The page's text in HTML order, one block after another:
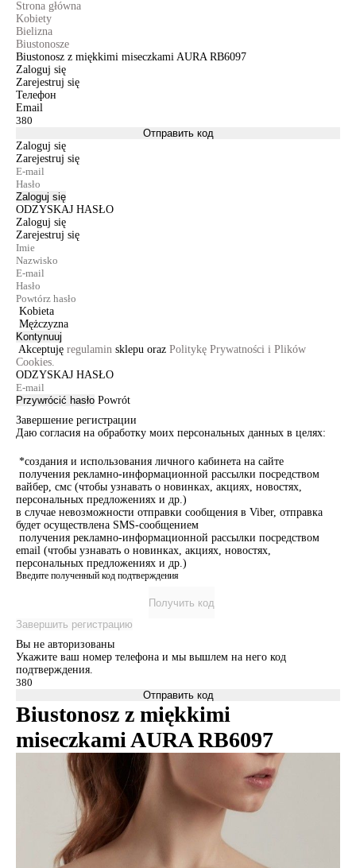
Strona główna
Kobiety
Bielizna
Biustonosze
Biustonosz z miękkimi miseczkami AURA RB6097
Zaloguj się
Zarejestruj się
Телефон
Email
Отправить код
Zaloguj się
Zarejestruj się
Zaloguj się
ODZYSKAJ HASŁO
Zaloguj się
Zarejestruj się
Kobieta
Mężczyzna
Kontynuuj
Akceptuję regulamin sklepu oraz Politykę Prywatności i Plików
Cookies.
ODZYSKAJ HASŁO
Przywrócić hasło Powrót
Завершение регистрации
Даю согласия на обработку моих персональных данных в целях:
*создания и использования личного кабинета на сайте
получения рекламно-информационной рассылки посредством
вайбер, смс (чтобы узнавать о новинках, акциях, новостях,
персональных предложениях и др.)
в случае невозможности отправки сообщения в Viber, отправка
будет осуществлена SMS-сообщением
получения рекламно-информационной рассылки посредством
email (чтобы узнавать о новинках, акциях, новостях,
персональных предложениях и др.)
Введите полученный код подтверждения
Получить код
Завершить регистрацию
Вы не авторизованы
Укажите ваш номер телефона и мы вышлем на него код
подтверждения.
Отправить код
Biustonosz z miękkimi
miseczkami AURA RB6097